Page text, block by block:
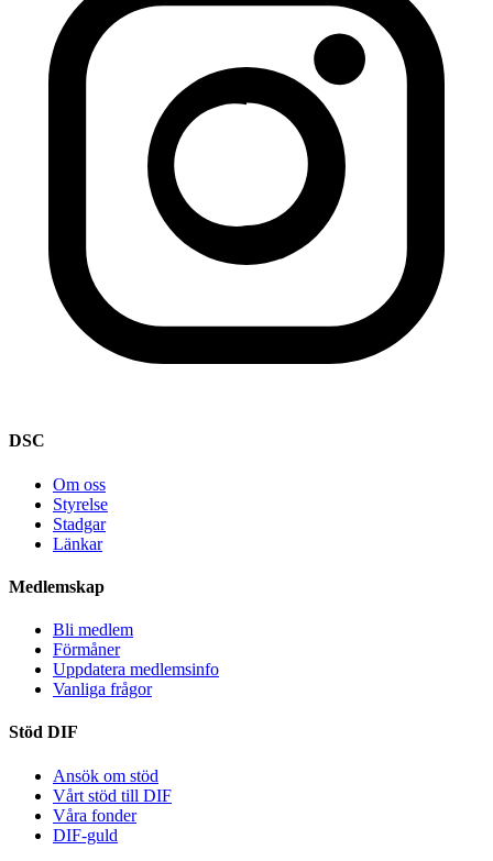
DSC
Om oss
Styrelse
Stadgar
Länkar
Medlemskap
Bli medlem
Förmåner
Uppdatera medlemsinfo
Vanliga frågor
Stöd DIF
Ansök om stöd
Vårt stöd till DIF
Våra fonder
DIF-guld